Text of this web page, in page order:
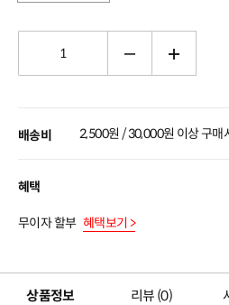
배송비 2,500원 / 30,000원 이상 구매
혜택
무이자 할부 혜택보기 >
상품정보 리뷰 (0)